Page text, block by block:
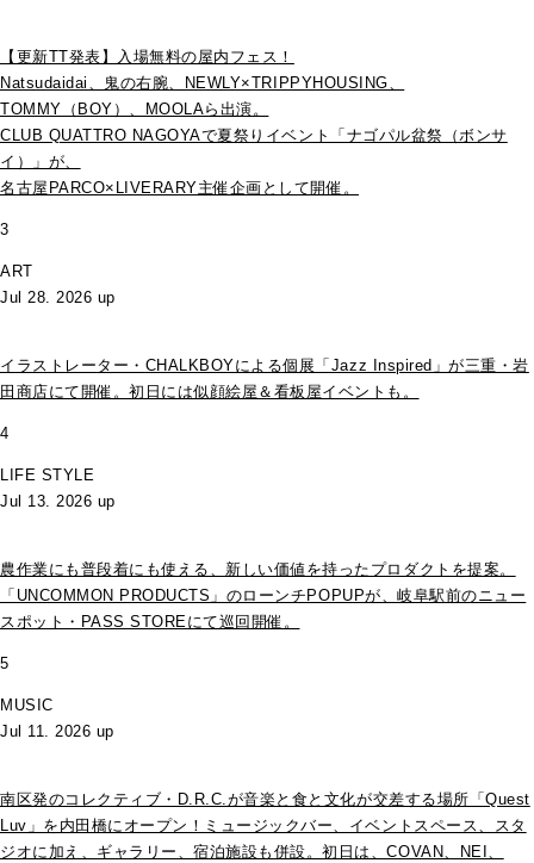
【更新TT発表】入場無料の屋内フェス！
Natsudaidai、鬼の右腕、NEWLY×TRIPPYHOUSING、
TOMMY（BOY）、MOOLAら出演。
CLUB QUATTRO NAGOYAで夏祭りイベント「ナゴパル盆祭（ボンサ
イ）」が、
名古屋PARCO×LIVERARY主催企画として開催。
3
ART
Jul 28. 2026 up
イラストレーター・CHALKBOYによる個展「Jazz Inspired」が三重・岩
田商店にて開催。初日には似顔絵屋＆看板屋イベントも。
4
LIFE STYLE
Jul 13. 2026 up
農作業にも普段着にも使える、新しい価値を持ったプロダクトを提案。
「UNCOMMON PRODUCTS」のローンチPOPUPが、岐阜駅前のニュー
スポット・PASS STOREにて巡回開催。
5
MUSIC
Jul 11. 2026 up
南区発のコレクティブ・D.R.C.が⾳楽と⾷と⽂化が交差する場所「Quest
Luv」を内田橋にオープン！ミュージックバー、イベントスペース、スタ
ジオに加え、ギャラリー、宿泊施設も併設。初日は、COVAN、NEI、